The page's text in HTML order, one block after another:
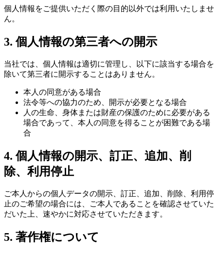
個人情報をご提供いただく際の目的以外では利用いたしませ
ん。
3. 個人情報の第三者への開示
当社では、個人情報は適切に管理し、以下に該当する場合を
除いて第三者に開示することはありません。
本人の同意がある場合
法令等への協力のため、開示が必要となる場合
人の生命、身体または財産の保護のために必要がある
場合であって、本人の同意を得ることが困難である場
合
4. 個人情報の開示、訂正、追加、削
除、利用停止
ご本人からの個人データの開示、訂正、追加、削除、利用停
止のご希望の場合には、ご本人であることを確認させていた
だいた上、速やかに対応させていただきます。
5. 著作権について